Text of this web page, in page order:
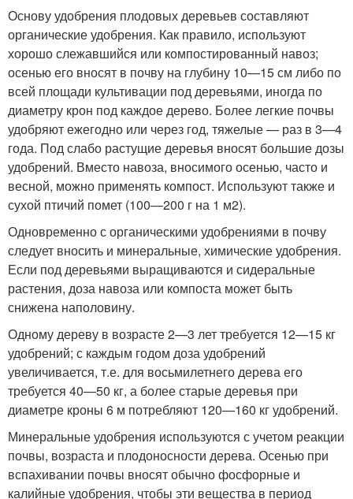
Основу удобрения плодовых деревьев составляют
органические удобрения. Как правило, используют
хорошо слежавшийся или компостированный навоз;
осенью его вносят в почву на глубину 10—15 см либо по
всей площади культивации под деревьями, иногда по
диаметру крон под каждое дерево. Более легкие почвы
удобряют ежегодно или через год, тяжелые — раз в 3—4
года. Под слабо растущие деревья вносят большие дозы
удобрений. Вместо навоза, вносимого осенью, часто и
весной, можно применять компост. Используют также и
сухой птичий помет (100—200 г на 1 м2).
Одновременно с органическими удобрениями в почву
следует вносить и минеральные, химические удобрения.
Если под деревьями выращиваются и сидеральные
растения, доза навоза или компоста может быть
снижена наполовину.
Одному дереву в возрасте 2—3 лет требуется 12—15 кг
удобрений; с каждым годом доза удобрений
увеличивается, т.е. для восьмилетнего дерева его
требуется 40—50 кг, а более старые деревья при
диаметре кроны 6 м потребляют 120—160 кг удобрений.
Минеральные удобрения используются с учетом реакции
почвы, возраста и плодоносности дерева. Осенью при
вспахивании почвы вносят обычно фосфорные и
калийные удобрения, чтобы эти вещества в период